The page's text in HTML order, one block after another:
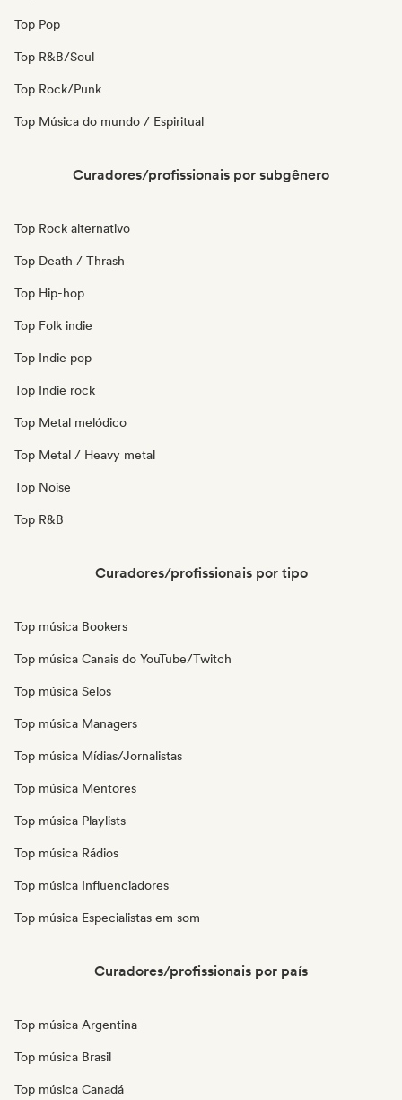
Top Pop
Top R&B/Soul
Top Rock/Punk
Top Música do mundo / Espiritual
Curadores/profissionais por subgênero
Top Rock alternativo
Top Death / Thrash
Top Hip-hop
Top Folk indie
Top Indie pop
Top Indie rock
Top Metal melódico
Top Metal / Heavy metal
Top Noise
Top R&B
Curadores/profissionais por tipo
Top música Bookers
Top música Canais do YouTube/Twitch
Top música Selos
Top música Managers
Top música Mídias/Jornalistas
Top música Mentores
Top música Playlists
Top música Rádios
Top música Influenciadores
Top música Especialistas em som
Curadores/profissionais por país
Top música Argentina
Top música Brasil
Top música Canadá